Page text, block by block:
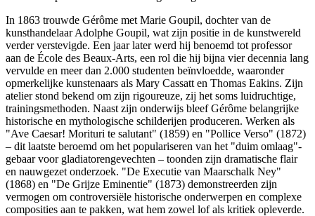
In 1863 trouwde Gérôme met Marie Goupil, dochter van de
kunsthandelaar Adolphe Goupil, wat zijn positie in de kunstwereld
verder verstevigde. Een jaar later werd hij benoemd tot professor
aan de École des Beaux-Arts, een rol die hij bijna vier decennia lang
vervulde en meer dan 2.000 studenten beïnvloedde, waaronder
opmerkelijke kunstenaars als Mary Cassatt en Thomas Eakins. Zijn
atelier stond bekend om zijn rigoureuze, zij het soms luidruchtige,
trainingsmethoden. Naast zijn onderwijs bleef Gérôme belangrijke
historische en mythologische schilderijen produceren. Werken als
"Ave Caesar! Morituri te salutant" (1859) en "Pollice Verso" (1872)
– dit laatste beroemd om het populariseren van het "duim omlaag"-
gebaar voor gladiatorengevechten – toonden zijn dramatische flair
en nauwgezet onderzoek. "De Executie van Maarschalk Ney"
(1868) en "De Grijze Eminentie" (1873) demonstreerden zijn
vermogen om controversiële historische onderwerpen en complexe
composities aan te pakken, wat hem zowel lof als kritiek opleverde.